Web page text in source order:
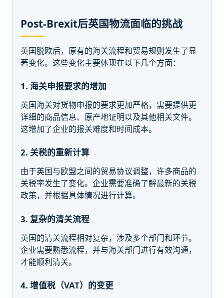
Post-Brexit后英国物流面临的挑战
英国脱欧后，原有的海关流程和贸易规则发生了显
著变化。这些变化主要体现在以下几个方面：
1. 海关申报要求的增加
英国海关对货物申报的要求更加严格，需要提供更
详细的商品信息、原产地证明以及其他相关文件。
这增加了企业的报关难度和时间成本。
2. 关税的重新计算
由于英国与欧盟之间的贸易协议调整，许多商品的
关税率发生了变化。企业需要准确了解最新的关税
政策，并根据具体情况进行计算。
3. 复杂的清关流程
英国的清关流程相对复杂，涉及多个部门和环节。
企业需要熟悉流程，并与海关部门进行有效沟通，
才能顺利清关。
4. 增值税（VAT）的变更